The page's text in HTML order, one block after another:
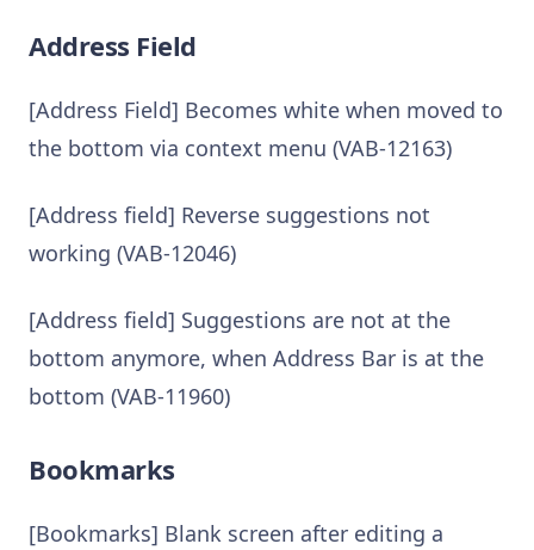
Address Field
[Address Field] Becomes white when moved to
the bottom via context menu (VAB-12163)
[Address field] Reverse suggestions not
working (VAB-12046)
[Address field] Suggestions are not at the
bottom anymore, when Address Bar is at the
bottom (VAB-11960)
Bookmarks
[Bookmarks] Blank screen after editing a